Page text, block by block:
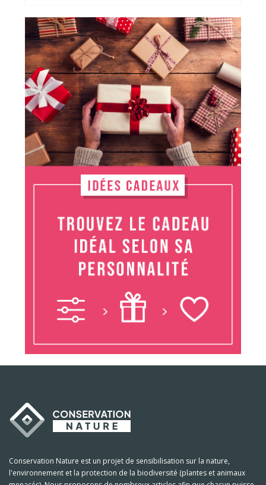
Conservation Nature est un projet de sensibilisation sur la nature,
l'environnement et la protection de la biodiversité (plantes et animaux